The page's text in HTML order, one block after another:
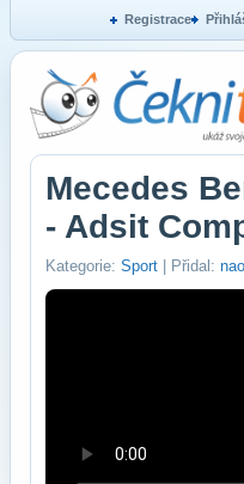
Registrace
Mecedes
- Adsit
Kategorie: Sport | Přidal: